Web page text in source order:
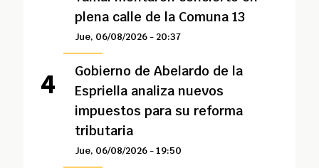
plena calle de la Comuna 13
Jue, 06/08/2026 - 20:37
Gobierno de Abelardo de la
Espriella analiza nuevos
impuestos para su reforma
tributaria
Jue, 06/08/2026 - 19:50